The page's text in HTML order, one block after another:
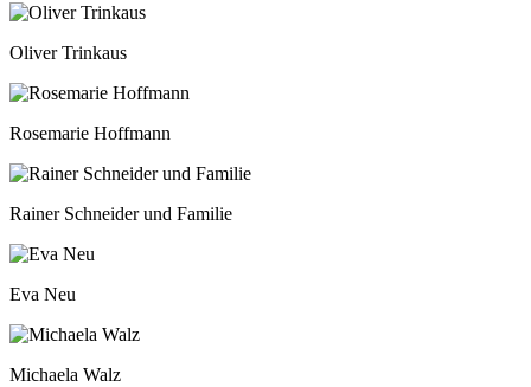
Oliver Trinkaus
Rosemarie Hoffmann
Rainer Schneider und Familie
Eva Neu
Michaela Walz